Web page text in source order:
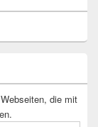
die mit